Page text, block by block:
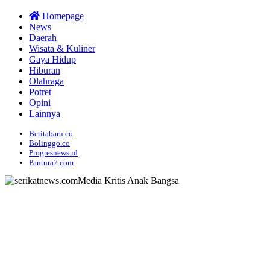
Homepage
News
Daerah
Wisata & Kuliner
Gaya Hidup
Hiburan
Olahraga
Potret
Opini
Lainnya
Beritabaru.co
Bolinggo.co
Progresnews.id
Pantura7.com